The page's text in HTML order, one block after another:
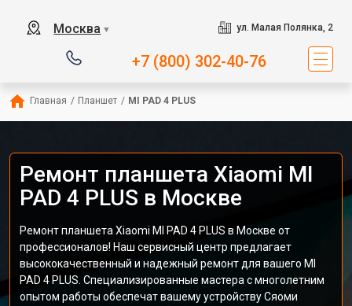
Москва ▼ ул. Малая Полянка, 2
+7 (800) 302-40-76
Главная / Планшет / MI PAD 4 PLUS
Ремонт планшета Xiaomi MI
PAD 4 PLUS в Москве
Ремонт планшета Xiaomi MI PAD 4 PLUS в Москве от
профессионалов! Наш сервисный центр предлагает
высококачественный и надежный ремонт для вашего MI
PAD 4 PLUS. Специализированные мастера с многолетним
опытом работы обеспечат вашему устройству Сяоми